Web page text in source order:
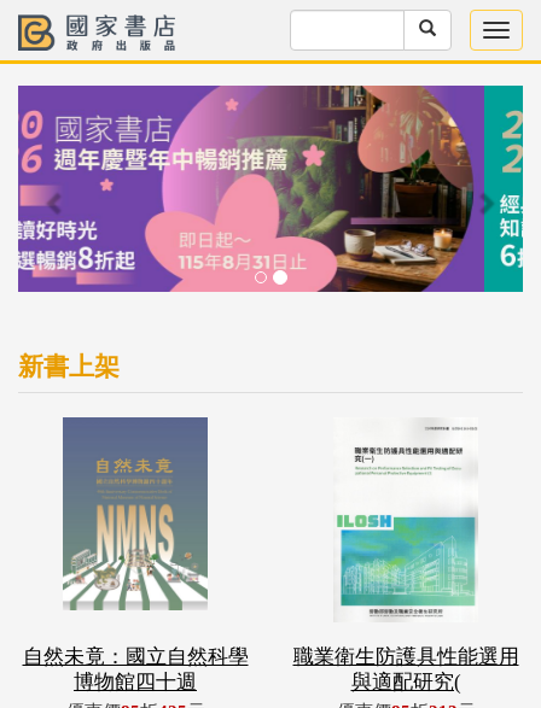
新書上架
自然未竟：國立自然科學
博物館四十週
職業衛生防護具性能選用
與適配研究(